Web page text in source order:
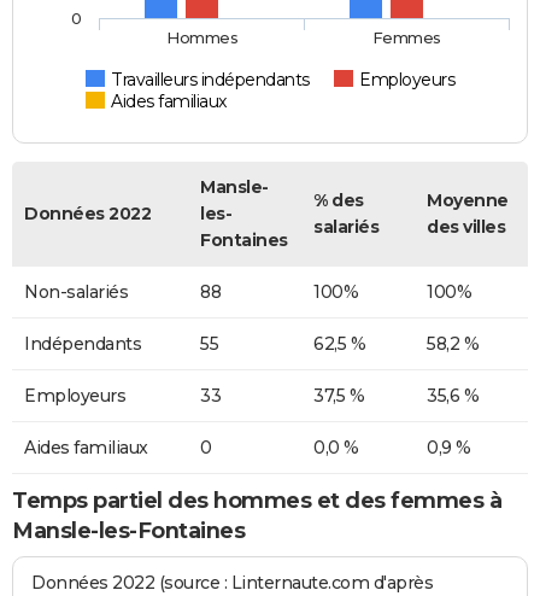
Travailleurs indépendants
Employeurs
Aides familiaux
Hommes Femmes
0
Données 2022
Mansle-
les-
Fontaines
% des
salariés
Moyenne
des villes
Non-salariés 88 100% 100%
Indépendants 55 62,5 % 58,2 %
Employeurs 33 37,5 % 35,6 %
Aides familiaux 0 0,0 % 0,9 %
Temps partiel des hommes et des femmes à
Mansle-les-Fontaines
Données 2022 (source : Linternaute.com d'après